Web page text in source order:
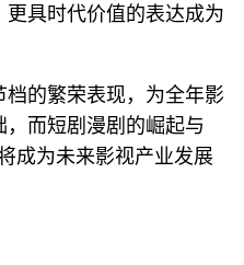
具时代价值的表达成为
档的繁荣表现，为全年影
而短剧漫剧的崛起与
成为未来影视产业发展